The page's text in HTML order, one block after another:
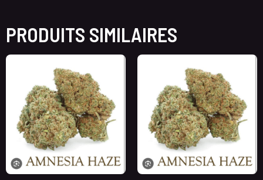
PRODUITS SIMILAIRES